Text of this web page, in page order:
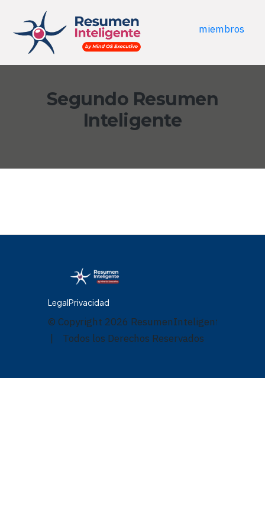
miembros
Segundo Resumen
Inteligente
© Copyright 2026 ResumenInteligente.com
| Todos los Derechos Reservados
LegalPrivacidad